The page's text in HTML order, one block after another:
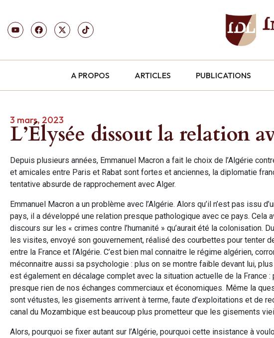
A PROPOS ARTICLES PUBLICATIONS
3 mars, 2023
L’Élysée dissout la relation
Depuis plusieurs années, Emmanuel Macron a fait le choix de l’Algérie
et amicales entre Paris et Rabat sont fortes et anciennes, la diplomatie
tentative absurde de rapprochement avec Alger.
Emmanuel Macron a un problème avec l’Algérie. Alors qu’il n’est pas issu
pays, il a développé une relation presque pathologique avec ce pays.
discours sur les « crimes contre l’humanité » qu’aurait été la colonisation.
les visites, envoyé son gouvernement, réalisé des courbettes pour tenter
entre la France et l’Algérie. C’est bien mal connaitre le régime algérien,
méconnaitre aussi sa psychologie : plus on se montre faible devant lui,
est également en décalage complet avec la situation actuelle de la France
presque rien de nos échanges commerciaux et économiques. Même la
sont vétustes, les gisements arrivent à terme, faute d’exploitations et de
canal du Mozambique est beaucoup plus prometteur que les gisements
Alors, pourquoi se fixer autant sur l’Algérie, pourquoi cette insistance à